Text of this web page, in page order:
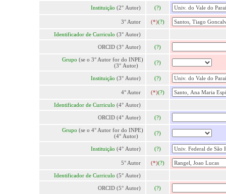
Instituição (2° Autor) (?)
3° Autor (*)(?)
Identificador de Curriculo (3° Autor)
ORCID (3° Autor) (?)
Grupo (se o 3° Autor for do INPE)
(3° Autor)
(?)
Instituição (3° Autor) (?)
4° Autor (*)(?)
Identificador de Curriculo (4° Autor)
ORCID (4° Autor) (?)
Grupo (se o 4° Autor for do INPE)
(4° Autor)
(?)
Instituição (4° Autor) (?)
5° Autor (*)(?)
Identificador de Curriculo (5° Autor)
ORCID (5° Autor) (?)